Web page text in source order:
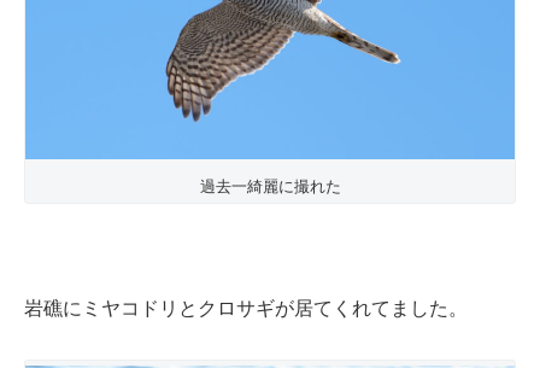
過去一綺麗に撮れた
岩礁にミヤコドリとクロサギが居てくれてました。